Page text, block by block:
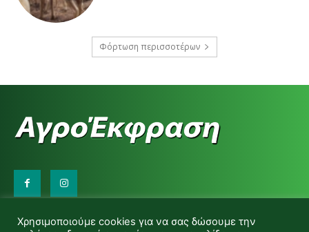
Φόρτωση περισσοτέρων
d.makas@yahoo.gr
Χρησιμοποιούμε cookies για να σας δώσουμε την